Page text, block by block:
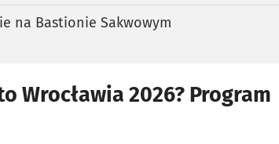
na Bastionie Sakwowym
Wrocławia 2026? Program